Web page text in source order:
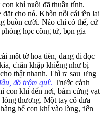
khỉ nuôi đã thuần tính.
cho nó. Khốn nỗi cái tên lại
buồn cười. Nào chỉ có thế, cứ
học công tử, bọn gia
một tờ hoa tiên, đang đi dọc
chân khập khiễng như bị
thật nhanh. Thì ra sau lưng
đồ trộm quít. Trước cảnh
con khỉ đến nơi, bám cứng vạt
lòng thương. Một tay cô đưa
bế con khỉ vào lòng, tiến